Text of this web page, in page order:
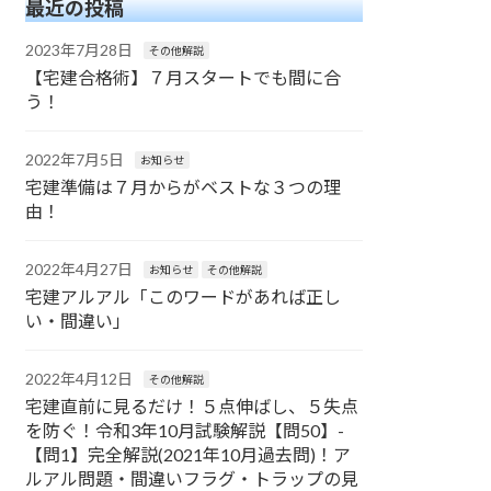
最近の投稿
2023年7月28日 その他解説
【宅建合格術】７月スタートでも間に合
う！
2022年7月5日 お知らせ
宅建準備は７月からがベストな３つの理
由！
2022年4月27日 お知らせ その他解説
宅建アルアル「このワードがあれば正し
い・間違い」
2022年4月12日 その他解説
宅建直前に見るだけ！５点伸ばし、５失点
を防ぐ！令和3年10月試験解説【問50】-
【問1】完全解説(2021年10月過去問)！ア
ルアル問題・間違いフラグ・トラップの見